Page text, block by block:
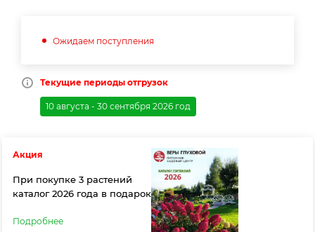
Ожидаем поступления
Текущие периоды отгрузок
10 августа - 30 сентября 2026 год
Акция
При покупке 3 растений
каталог 2026 года в подарок
Подробнее